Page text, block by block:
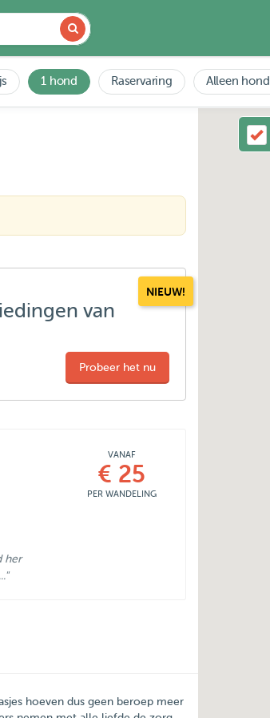
1 hond Raservaring Alleen
NIEUW!
van
Probeer het nu
her
VANAF
€ 25
PER WANDELING
hoeven dus geen beroep meer